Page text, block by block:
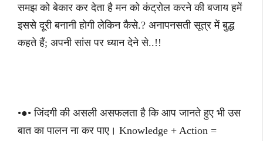
समझ को बेकार कर देता है मन को कंट्रोल करने की बजाय हमें
इससे दूरी बनानी होगी लेकिन कैसे.? अनापनसती सूत्र में बुद्ध
कहते हैं; अपनी सांस पर ध्यान देने से..!!
•●• जिंदगी की असली असफलता है कि आप जानते हुए भी उस
बात का पालन ना कर पाए। Knowledge + Action =